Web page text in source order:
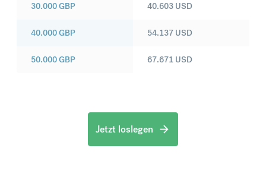
30.000GBP
40.000GBP
50.000GBP
40.603 USD
54.137 USD
67.671 USD
Jetzt loslegen